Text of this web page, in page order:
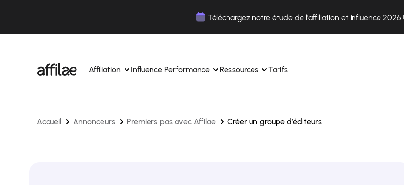
Téléchargez notre étude de l'affiliation et influence 2026 !
Affiliation
Gérez vos campagnes, vos affiliés depuis une
Influence Performance
Gérez vos campagnes influence en un seul endroit.
Ressources
Apprenez à utiliser la plateforme pas à pas.
Tarifs
Accueil Annonceurs Premiers pas avec Affilae Créer un groupe d’éditeurs